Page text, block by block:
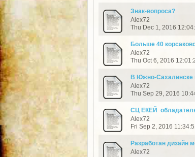
Знак-вопроса?
Alex72
Thu Dec 1, 2016
​Больше 40
Alex72
Thu Oct 6, 2016
​В Южно-Сахалинске
Alex72
Thu Sep 29, 2016
СЦ ЕКЕЙ
Alex72
Fri Sep 2, 2016
Разработан дизайн
Alex72